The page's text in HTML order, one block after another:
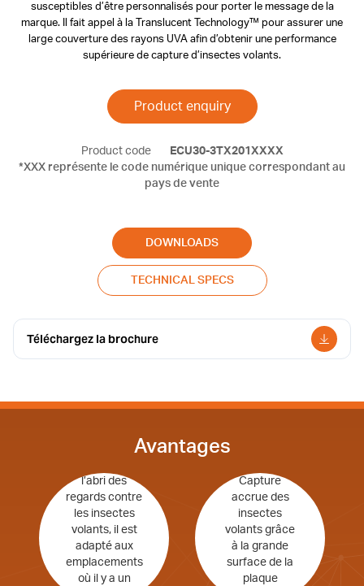
susceptibles d’être personnalisés pour porter le message de la
marque. Il fait appel à la Translucent Technology™ pour assurer une
large couverture des rayons UVA afin d’obtenir une performance
supérieure de capture d’insectes volants.
Product enquiry
Product code
ECU30-3TX201XXXX
*XXX représente le code numérique unique correspondant au
pays de vente
DOWNLOADS
TECHNICAL SPECS
Téléchargez la brochure
Avantages
l’abri des
regards contre
les insectes
volants, il est
adapté aux
emplacements
où il y a un
Capture
accrue des
insectes
volants grâce
à la grande
surface de la
plaque